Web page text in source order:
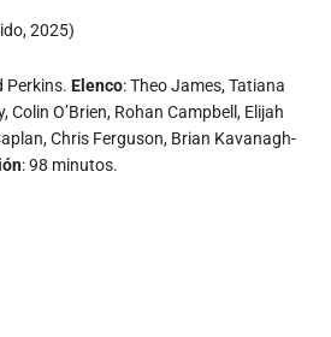
2025)
Perkins. Elenco: Theo James, Tatiana
Colin O’Brien, Rohan Campbell, Elijah
Chris Ferguson, Brian Kavanagh-
: 98 minutos.